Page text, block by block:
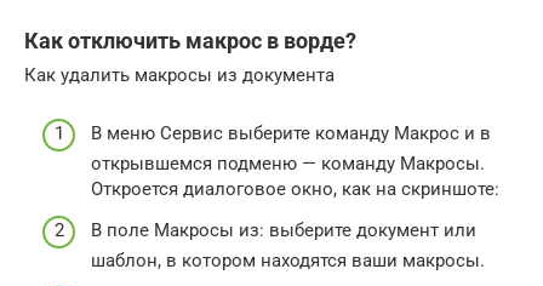
Как отключить макрос в ворде?
Как удалить макросы из документа
В меню Сервис выберите команду Макрос и в
открывшемся подменю — команду Макросы.
Откроется диалоговое окно, как на скриншоте:
В поле Макросы из: выберите документ или
шаблон, в котором находятся ваши макросы.